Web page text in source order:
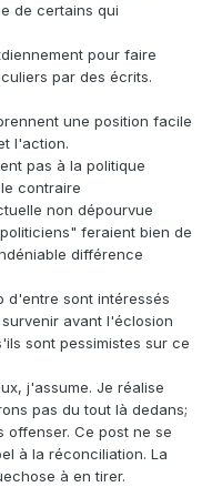
de certains qui
pour faire
par des écrits.
une position facile
l'action.
pas à la politique
contraire
non dépourvue
feraient bien de
différence
d'entre sont intéressés
avant l'éclosion
sont pessimistes sur ce
j'assume. Je réalise
pas du tout là dedans;
offenser. Ce post ne se
à la réconciliation. La
à en tirer.